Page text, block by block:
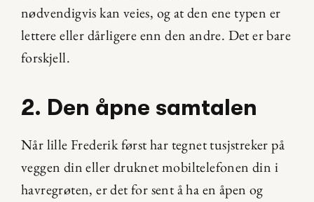
nødvendigvis kan veies, og at den ene typen er
lettere eller dårligere enn den andre. Det er bare
forskjell.
2. Den åpne samtalen
Når lille Frederik først har tegnet tusjstreker på
veggen din eller druknet mobiltelefonen din i
havregrøten, er det for sent å ha en åpen og